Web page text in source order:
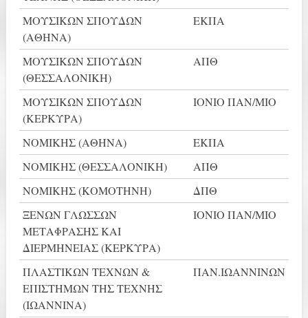
ΜΟΥΣΙΚΩΝ ΣΠΟΥΔΩΝ
(ΑΘΗΝΑ)
ΕΚΠΑ
ΜΟΥΣΙΚΩΝ ΣΠΟΥΔΩΝ
(ΘΕΣΣΑΛΟΝΙΚΗ)
ΑΠΘ
ΜΟΥΣΙΚΩΝ ΣΠΟΥΔΩΝ
(ΚΕΡΚΥΡΑ)
ΙΟΝΙΟ ΠΑΝ/ΜΙΟ
ΝΟΜΙΚΗΣ (ΑΘΗΝΑ)
ΕΚΠΑ
ΝΟΜΙΚΗΣ (ΘΕΣΣΑΛΟΝΙΚΗ)
ΑΠΘ
ΝΟΜΙΚΗΣ (ΚΟΜΟΤΗΝΗ)
ΔΠΘ
ΞΕΝΩΝ ΓΛΩΣΣΩΝ
ΜΕΤΑΦΡΑΣΗΣ ΚΑΙ
ΔΙΕΡΜΗΝΕΙΑΣ (ΚΕΡΚΥΡΑ)
ΙΟΝΙΟ ΠΑΝ/ΜΙΟ
ΠΛΑΣΤΙΚΩΝ ΤΕΧΝΩΝ &
ΕΠΙΣΤΗΜΩΝ ΤΗΣ ΤΕΧΝΗΣ
(ΙΩΑΝΝΙΝΑ)
ΠΑΝ.ΙΩΑΝΝΙΝΩΝ